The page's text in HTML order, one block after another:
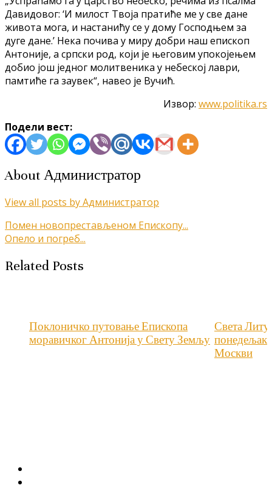
Давидовог: ‘И милост Твоја пратиће ме у све дане
живота мога, и настанићу се у дому Господњем за
дуге дане.’ Нека почива у миру добри наш епископ
Антоније, а српски род, који је његовим упокојењем
добио још једног молитвеника у небеској лаври,
памтиће га заувек“, навео је Вучић.
Извор: www.politika.rs
Подели вест:
About Администратор
View all posts by Администратор
Кретање
чланка
Помен новопрестављеном Епископу...
Опело и погреб...
Related Posts
Поклоничко путовање Епископа
моравичког Антонија у Свету Земљу
Света
Москви